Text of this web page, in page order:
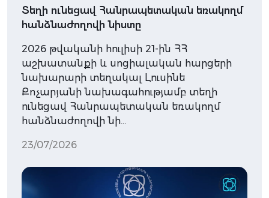
Տեղի ունեցավ Հանրապետական եռակողմ
հանձնաժողովի նիստը
2026 թվականի հուլիսի 21-ին ՀՀ
աշխատանքի և սոցիալական հարցերի
նախարարի տեղակալ Լուսինե
Քոչարյանի նախագահությամբ տեղի
ունեցավ Հանրապետական եռակողմ
հանձնաժողովի նի…
23/07/2026